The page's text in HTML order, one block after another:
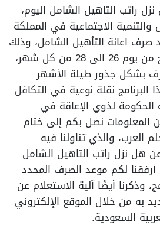
راتب التاهيل الشامل اليوم،
الاجتماعية في المملكة
صرف اعانة التأهيل الشامل، وذلك
في الفترة التي تتراوح من يوم 26 الى 28 من كل شهر،
بشكل جذور طيلة الأشهر
نقلة نوعية في التكافل
الحكومة لذوي الإعاقة في
المعلومات نصل بكم إلى ختام
العرب، والذي تناولنا فيه
نزل راتب التاهيل الشامل
2024، حيث أرفقنا لكم موعد الصرف المحدد
وذكرنا أيضًا آلية الاستعلام عن
به من خلال الموقع الإلكتروني
السعودية.